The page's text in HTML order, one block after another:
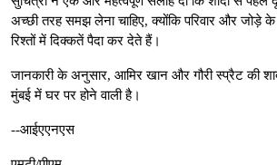
अच्छी तरह समझ लेना चाहिए, क्योंकि परिवार और जोड़े
रिश्तों में दिक्कतें पैदा कर देते हैं।
जानकारी के अनुसार, आमिर खान और गौरी स्प्रैट की
मुंबई में घर पर होने वाली है।
--आईएएनएस